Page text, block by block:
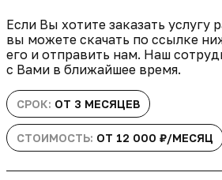
Если Вы хотите заказать услугу
вы можете скачать по ссылке
его и отправить нам. Наш
с Вами в ближайшее время.
СРОК: ОТ 3 МЕСЯЦЕВ
СТОИМОСТЬ: ОТ 12 000 ₽/МЕСЯЦ